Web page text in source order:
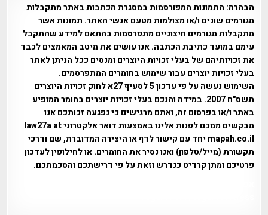
הבהרה: התמונות המפורסמות במסגרת הכתבות באתר מתקבלות
מגורמים שונים ו/או מצולמות מטעם אנשי האתר. תמונות אשר
מתקבלות מגורמים חיצוניים מתפרסמות בהתאם למידע שהתקבל
עימם במועד כתיבת הכתבה. אנו עושים את מיטב המאמצים לכבד
את זכויותיהם של בעלי זכויות היוצרים ומנסים ככל הניתן לאתר
בעלי זכויות יוצרים עבור שימוש בחומרים המתפרסמים.
השימוש נעשה על פי עדכון 5 לסעיף 27א לחוק זכויות היוצרים
תשס"ח 2007. במידה והנכם בעלי זכויות יוצרים בחומר המופיע
באתר ו/או בפרסום זה, ואתם מרגישים כי נפגעה זכותכם אנו
מבקשים ממכם לפנות אלינו באמצעות דואר אלקטרוני law27a at
mapah.co.il יחד עם קישור לדף או היצירה המדוברת, שם ודרכי
תקשורת (מייל/טלפון) ואנו נסיר את החומרים. או לחילופין לעדכון
פרטיכם ומתן קרדיט כנדרש וזאת על פי דרישתכם והסכמתכם.